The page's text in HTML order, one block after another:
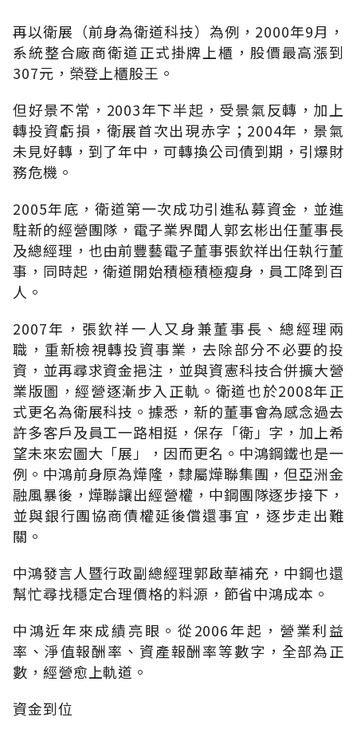
再以衛展（前身為衛道科技）為例，2000年9月，
系統整合廠商衛道正式掛牌上櫃，股價最高漲到
307元，榮登上櫃股王。
但好景不常，2003年下半起，受景氣反轉，加上
轉投資虧損，衛展首次出現赤字；2004年，景氣
未見好轉，到了年中，可轉換公司債到期，引爆財
務危機。
2005年底，衛道第一次成功引進私募資金，並進
駐新的經營團隊，電子業界聞人郭玄彬出任董事長
及總經理，也由前豐藝電子董事張欽祥出任執行董
事，同時起，衛道開始積極積極瘦身，員工降到百
人。
2007年，張欽祥一人又身兼董事長、總經理兩
職，重新檢視轉投資事業，去除部分不必要的投
資，並再尋求資金挹注，並與資憲科技合併擴大營
業版圖，經營逐漸步入正軌。衛道也於2008年正
式更名為衛展科技。據悉，新的董事會為感念過去
許多客戶及員工一路相挺，保存「衛」字，加上希
望未來宏圖大「展」，因而更名。中鴻鋼鐵也是一
例。中鴻前身原為燁隆，隸屬燁聯集團，但亞洲金
融風暴後，燁聯讓出經營權，中鋼團隊逐步接下，
並與銀行團協商債權延後償還事宜，逐步走出難
關。
中鴻發言人暨行政副總經理郭啟華補充，中鋼也還
幫忙尋找穩定合理價格的料源，節省中鴻成本。
中鴻近年來成績亮眼。從2006年起，營業利益
率、淨值報酬率、資產報酬率等數字，全部為正
數，經營愈上軌道。
資金到位